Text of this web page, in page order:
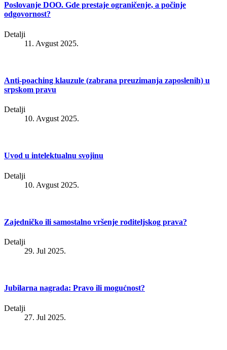
Poslovanje DOO. Gde prestaje ograničenje, a počinje
odgovornost?
Detalji
11. Avgust 2025.
Anti-poaching klauzule (zabrana preuzimanja zaposlenih) u
srpskom pravu
Detalji
10. Avgust 2025.
Uvod u intelektualnu svojinu
Detalji
10. Avgust 2025.
Zajedničko ili samostalno vršenje roditeljskog prava?
Detalji
29. Jul 2025.
Jubilarna nagrada: Pravo ili mogućnost?
Detalji
27. Jul 2025.